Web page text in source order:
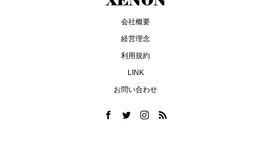
会社概要
経営理念
利用規約
LINK
お問い合わせ